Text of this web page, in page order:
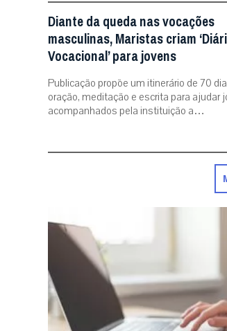
Diante da queda nas vocações
masculinas, Maristas criam
Vocacional’ para jovens
Publicação propõe um itinerário de 70
oração, meditação e escrita para ajudar
acompanhados pela instituição a…